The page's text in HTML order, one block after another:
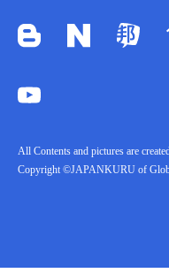
All Contents and pictures are
Copyright ©JAPANKURU of